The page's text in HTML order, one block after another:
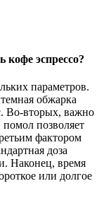
эспрессо?
параметров.
обжарка
Во-вторых, важно
позволяет
фактором
доза
Наконец, время
или долгое